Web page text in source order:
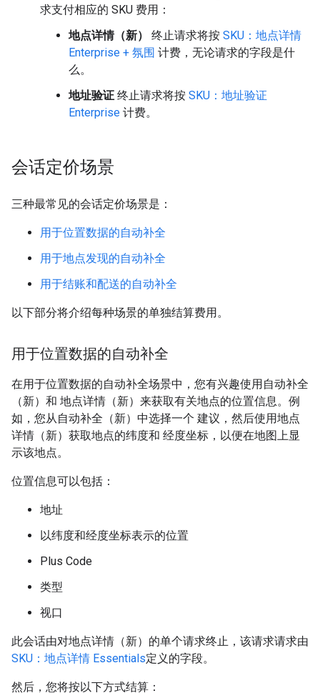
求支付相应的 SKU 费用：
地点详情（新）
终止请求将按 SKU：地点详情
Enterprise + 氛围 计费，无论请求的字段是什
么。
地址验证 终止请求将按 SKU：地址验证
Enterprise 计费。
会话定价场景
三种最常见的会话定价场景是：
用于位置数据的自动补全
用于地点发现的自动补全
用于结账和配送的自动补全
以下部分将介绍每种场景的单独结算费用。
用于位置数据的自动补全
在用于位置数据的自动补全场景中，您有兴趣使用自动补全
（新）和 地点详情（新）来获取有关地点的位置信息。例
如，您从自动补全（新）中选择一个 建议，然后使用地点
详情（新）获取地点的纬度和 经度坐标，以便在地图上显
示该地点。
位置信息可以包括：
地址
以纬度和经度坐标表示的位置
Plus Code
类型
视口
此会话由对地点详情（新）的单个请求终止，该请求请求由
SKU：地点详情 Essentials定义的字段。
然后，您将按以下方式结算：